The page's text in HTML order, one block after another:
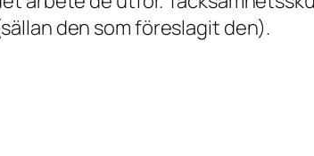
den som föreslagit den).